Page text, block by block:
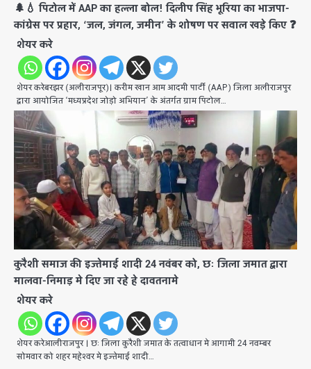
🌲💧 पिटोल में AAP का हल्ला बोल! दिलीप सिंह भूरिया का भाजपा-
कांग्रेस पर प्रहार, ‘जल, जंगल, जमीन’ के शोषण पर सवाल खड़े किए ❓
शेयर करे
शेयर करेबरझर (अलीराजपूर)। करीम खान ​आम आदमी पार्टी (AAP) जिला अलीराजपुर
द्वारा आयोजित ‘मध्यप्रदेश जोड़ो अभियान’ के अंतर्गत ग्राम पिटोल…
कुरैशी समाज की इज्तेमाई शादी 24 नवंबर को, छः जिला जमात द्वारा
मालवा-निमाड़ मे दिए जा रहे हे दावतनामे
शेयर करे
शेयर करेआलीराजपुर । छः जिला कुरैशी जमात के तत्वाधान मे आगामी 24 नवम्बर
सोमवार को शहर महेश्वर मे इज्तेमाई शादी…